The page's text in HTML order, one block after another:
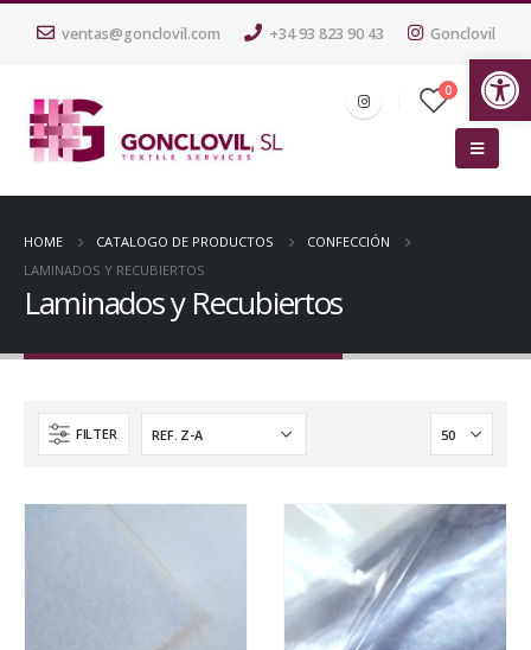
ventas@gonclovil.com +34 93 823 90 43 Gonclovil
0
HOME CATALOGO DE PRODUCTOS
CONFECCIÓN
LAMINADOS Y RECUBIERTOS
Laminados y Recubiertos
FILTER